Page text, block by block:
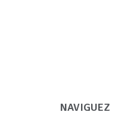
NAVIGUEZ